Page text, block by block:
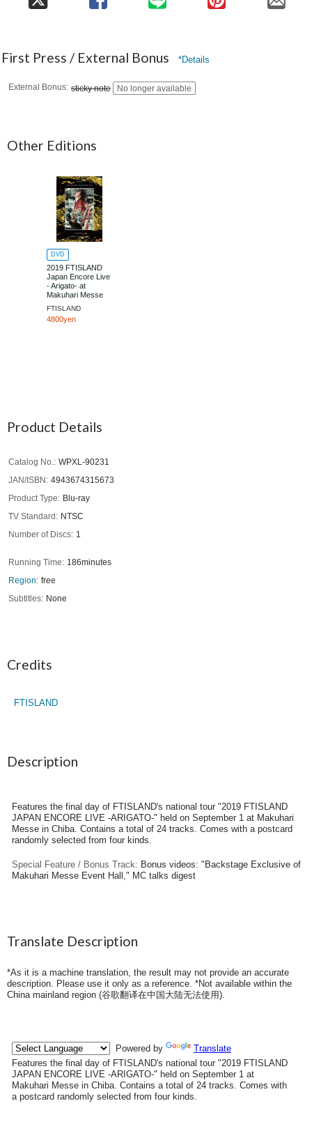
First Press / External Bonus *Details
External Bonus sticky note No longer available
Other Editions
DVD
2019 FTISLAND
Japan Encore Live
- Arigato- at
Makuhari Messe
FTISLAND
4800yen
Product Details
Catalog No.
WPXL-90231
JAN/ISBN
4943674315673
Product Type
Blu-ray
TV Standard
NTSC
Number of Discs
1
Running Time
186minutes
Region
free
Subtitles
None
Credits
FTISLAND
Description
Features the final day of FTISLAND's national tour "2019 FTISLAND
JAPAN ENCORE LIVE -ARIGATO-" held on September 1 at Makuhari
Messe in Chiba. Contains a total of 24 tracks. Comes with a postcard
randomly selected from four kinds.
Special Feature / Bonus Track: Bonus videos: "Backstage Exclusive of
Makuhari Messe Event Hall," MC talks digest
Translate Description
*As it is a machine translation, the result may not provide an accurate
description. Please use it only as a reference. *Not available within the
China mainland region (谷歌翻译在中国大陆无法使用).